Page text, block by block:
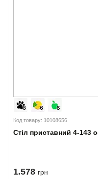
Код товару: 10108656
Стіл приставний 4-143
1.578 грн